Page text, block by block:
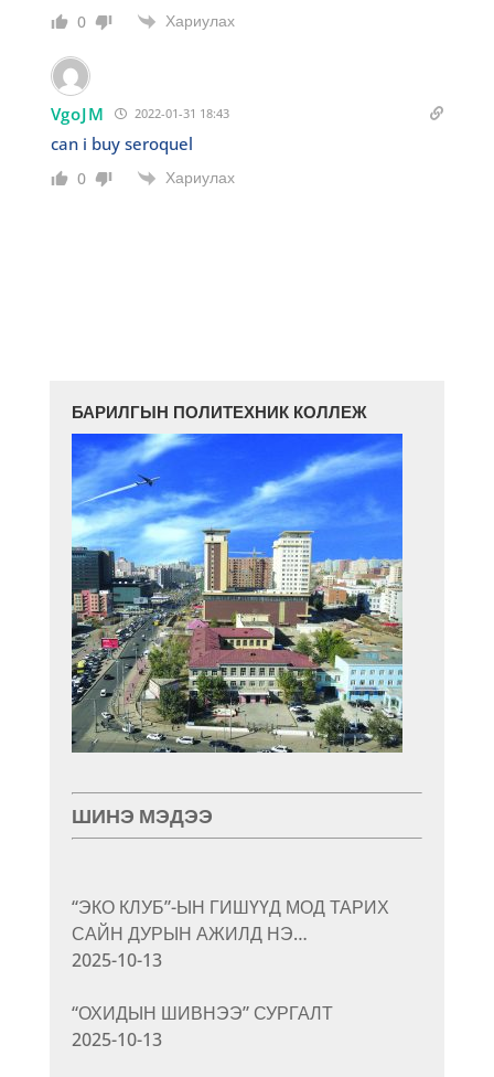
0 Хариулах
VgoJM 2022-01-31 18:43
can i buy seroquel
0 Хариулах
БАРИЛГЫН ПОЛИТЕХНИК КОЛЛЕЖ
ШИНЭ МЭДЭЭ
“ЭКО КЛУБ”-ЫН ГИШҮҮД МОД ТАРИХ
САЙН ДУРЫН АЖИЛД НЭ…
2025-10-13
“ОХИДЫН ШИВНЭЭ” СУРГАЛТ
2025-10-13